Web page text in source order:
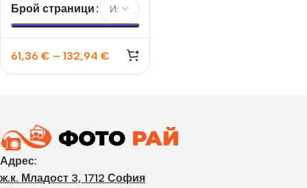
Брой страници
61,36 € – 132,94 €
Адрес:
ж.к. Младост 3, 1712 София